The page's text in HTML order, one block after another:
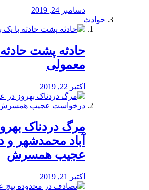
دسامبر 24, 2019
حوادث
️حادثه پشت حادثه
معمولی
اکتبر 22, 2019
مرگ دردناک
آباد محمدشهر
عجیب همسرش
اکتبر 21, 2019